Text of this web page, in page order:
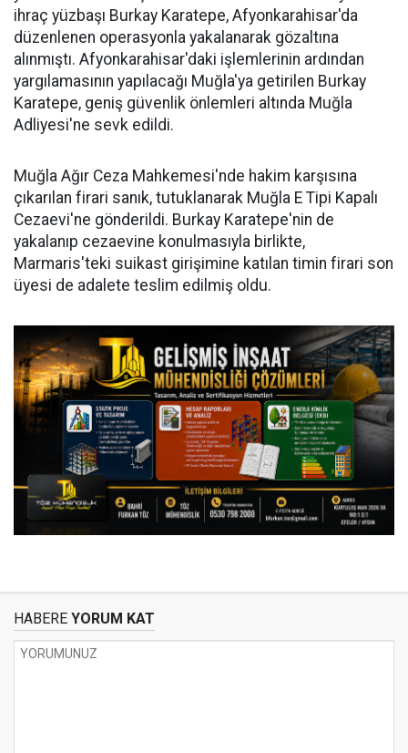
ihraç yüzbaşı Burkay Karatepe, Afyonkarahisar'da
düzenlenen operasyonla yakalanarak gözaltına
alınmıştı. Afyonkarahisar'daki işlemlerinin ardından
yargılamasının yapılacağı Muğla'ya getirilen Burkay
Karatepe, geniş güvenlik önlemleri altında Muğla
Adliyesi'ne sevk edildi.
Muğla Ağır Ceza Mahkemesi'nde hakim karşısına
çıkarılan firari sanık, tutuklanarak Muğla E Tipi Kapalı
Cezaevi'ne gönderildi. Burkay Karatepe'nin de
yakalanıp cezaevine konulmasıyla birlikte,
Marmaris'teki suikast girişimine katılan timin firari son
üyesi de adalete teslim edilmiş oldu.
HABERE YORUM KAT